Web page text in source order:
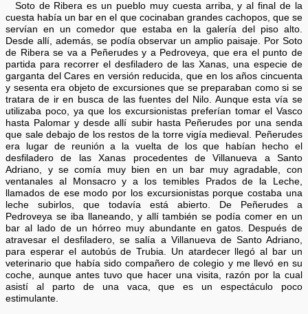
Soto de Ribera es un pueblo muy cuesta arriba, y al final de la
cuesta había un bar en el que cocinaban grandes cachopos, que se
servían en un comedor que estaba en la galería del piso alto.
Desde allí, además, se podía observar un amplio paisaje. Por Soto
de Ribera se va a Peñerudes y a Pedroveya, que era el punto de
partida para recorrer el desfiladero de las Xanas, una especie de
garganta del Cares en versión reducida, que en los años cincuenta
y sesenta era objeto de excursiones que se preparaban como si se
tratara de ir en busca de las fuentes del Nilo. Aunque esta vía se
utilizaba poco, ya que los excursionistas preferían tomar el Vasco
hasta Palomar y desde allí subir hasta Peñerudes por una senda
que sale debajo de los restos de la torre vigía medieval. Peñerudes
era lugar de reunión a la vuelta de los que habían hecho el
desfiladero de las Xanas procedentes de Villanueva a Santo
Adriano, y se comía muy bien en un bar muy agradable, con
ventanales al Monsacro y a los temibles Prados de la Leche,
llamados de ese modo por los excursionistas porque costaba una
leche subirlos, que todavía está abierto. De Peñerudes a
Pedroveya se iba llaneando, y allí también se podía comer en un
bar al lado de un hórreo muy abundante en gatos. Después de
atravesar el desfiladero, se salía a Villanueva de Santo Adriano,
para esperar el autobús de Trubia. Un atardecer llegó al bar un
veterinario que había sido compañero de colegio y me llevó en su
coche, aunque antes tuvo que hacer una visita, razón por la cual
asistí al parto de una vaca, que es un espectáculo poco
estimulante.